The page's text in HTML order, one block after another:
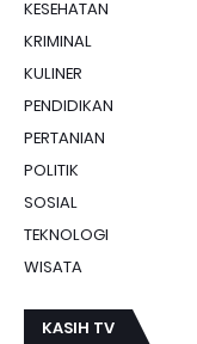
KESEHATAN
KRIMINAL
KULINER
PENDIDIKAN
PERTANIAN
POLITIK
SOSIAL
TEKNOLOGI
WISATA
KASIH TV